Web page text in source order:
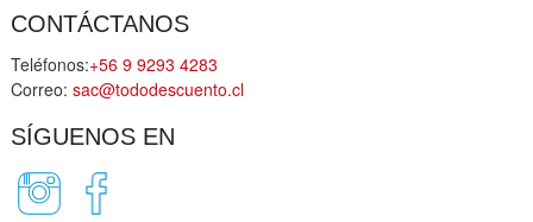
CONTÁCTANOS
Teléfonos:+56 9 9293 4283
Correo: sac@tododescuento.cl
SÍGUENOS EN